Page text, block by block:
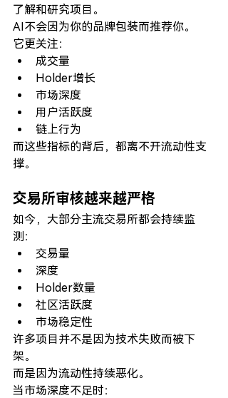
了解和研究项目。
AI不会因为你的品牌包装而推荐你。
它更关注：
成交量
Holder增长
市场深度
用户活跃度
链上行为
而这些指标的背后，都离不开流动性支
撑。
交易所审核越来越严格
如今，大部分主流交易所都会持续监
测：
交易量
深度
Holder数量
社区活跃度
市场稳定性
许多项目并不是因为技术失败而被下
架。
而是因为流动性持续恶化。
当市场深度不足时：